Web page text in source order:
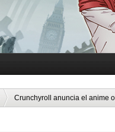
Crunchyroll anuncia el anime